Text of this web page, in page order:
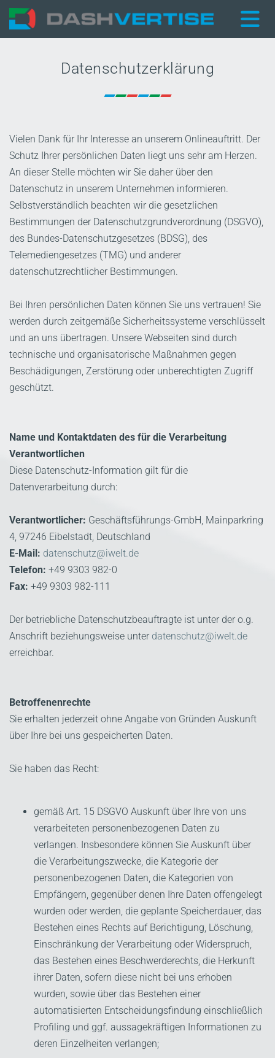
Datenschutzerklärung
Vielen Dank für Ihr Interesse an unserem Onlineauftritt. Der
Schutz Ihrer persönlichen Daten liegt uns sehr am Herzen.
An dieser Stelle möchten wir Sie daher über den
Datenschutz in unserem Unternehmen informieren.
Selbstverständlich beachten wir die gesetzlichen
Bestimmungen der Datenschutzgrundverordnung (DSGVO),
des Bundes-Datenschutzgesetzes (BDSG), des
Telemediengesetzes (TMG) und anderer
datenschutzrechtlicher Bestimmungen.
Bei Ihren persönlichen Daten können Sie uns vertrauen! Sie
werden durch zeitgemäße Sicherheitssysteme verschlüsselt
und an uns übertragen. Unsere Webseiten sind durch
technische und organisatorische Maßnahmen gegen
Beschädigungen, Zerstörung oder unberechtigten Zugriff
geschützt.
Name und Kontaktdaten des für die Verarbeitung
Verantwortlichen
Diese Datenschutz-Information gilt für die
Datenverarbeitung durch:
Verantwortlicher: Geschäftsführungs-GmbH, Mainparkring
4, 97246 Eibelstadt, Deutschland
E-Mail: datenschutz@iwelt.de
Telefon: +49 9303 982-0
Fax: +49 9303 982-111
Der betriebliche Datenschutzbeauftragte ist unter der o.g.
Anschrift beziehungsweise unter datenschutz@iwelt.de
erreichbar.
Betroffenenrechte
Sie erhalten jederzeit ohne Angabe von Gründen Auskunft
über Ihre bei uns gespeicherten Daten.
Sie haben das Recht:
gemäß Art. 15 DSGVO Auskunft über Ihre von uns
verarbeiteten personenbezogenen Daten zu
verlangen. Insbesondere können Sie Auskunft über
die Verarbeitungszwecke, die Kategorie der
personenbezogenen Daten, die Kategorien von
Empfängern, gegenüber denen Ihre Daten offengelegt
wurden oder werden, die geplante Speicherdauer, das
Bestehen eines Rechts auf Berichtigung, Löschung,
Einschränkung der Verarbeitung oder Widerspruch,
das Bestehen eines Beschwerderechts, die Herkunft
ihrer Daten, sofern diese nicht bei uns erhoben
wurden, sowie über das Bestehen einer
automatisierten Entscheidungsfindung einschließlich
Profiling und ggf. aussagekräftigen Informationen zu
deren Einzelheiten verlangen;